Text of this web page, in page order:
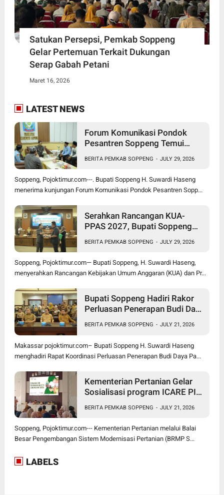
Satukan Persepsi, Pemkab Soppeng
Gelar Pertemuan Terkait Dukungan
Serap Gabah Petani
Maret 16, 2026
LATEST NEWS
Forum Komunikasi Pondok
Pesantren Soppeng Temui
BERITA PEMKAB SOPPENG - JULY 29, 2026
Soppeng, Pojoktimur.com---. Bupati Soppeng H. Suwardi Haseng
menerima kunjungan Forum Komunikasi Pondok Pesantren Sopp...
Serahkan Rancangan KUA-
PPAS 2027, Bupati Soppeng
Tengah Tekanan Fiskal
BERITA PEMKAB SOPPENG - JULY 29, 2026
Soppeng, Pojoktimur.com— Bupati Soppeng, H. Suwardi Haseng,
menyerahkan Rancangan Kebijakan Umum Anggaran (KUA) dan Pr...
Bupati Soppeng Hadiri Rakor
Perluasan Penerapan Budi Daya
BERITA PEMKAB SOPPENG - JULY 21, 2026
Makassar pojoktimur.com– Bupati Soppeng H. Suwardi Haseng
menghadiri Rapat Koordinasi Perluasan Penerapan Budi Daya Pa...
Kementerian Pertanian Gelar
Sosialisasi program ICARE PIU
BERITA PEMKAB SOPPENG - JULY 21, 2026
Soppeng, Pojoktimur.com--- Kementerian Pertanian melalui Balai
Besar Pengembangan Sistem Modernisasi Pertanian (BRMP S...
LABELS